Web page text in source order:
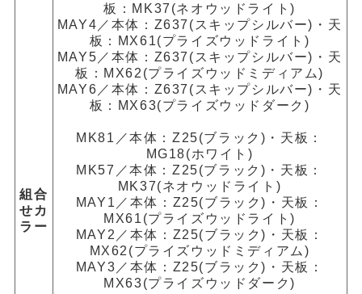
組合
せカ
ラー
板：MK37(ネオウッドライト)
MAY4／本体：Z637(スキップシルバー)・天
板：MX61(プライズウッドライト)
MAY5／本体：Z637(スキップシルバー)・天
板：MX62(プライズウッドミディアム)
MAY6／本体：Z637(スキップシルバー)・天
板：MX63(プライズウッドダーク)
MK81／本体：Z25(ブラック)・天板：
MG18(ホワイト)
MK57／本体：Z25(ブラック)・天板：
MK37(ネオウッドライト)
MAY1／本体：Z25(ブラック)・天板：
MX61(プライズウッドライト)
MAY2／本体：Z25(ブラック)・天板：
MX62(プライズウッドミディアム)
MAY3／本体：Z25(ブラック)・天板：
MX63(プライズウッドダーク)